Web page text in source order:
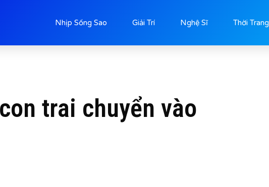
Nhịp Sống Sao Giải Trí Nghệ Sĩ Thời Trang
trai chuyển vào